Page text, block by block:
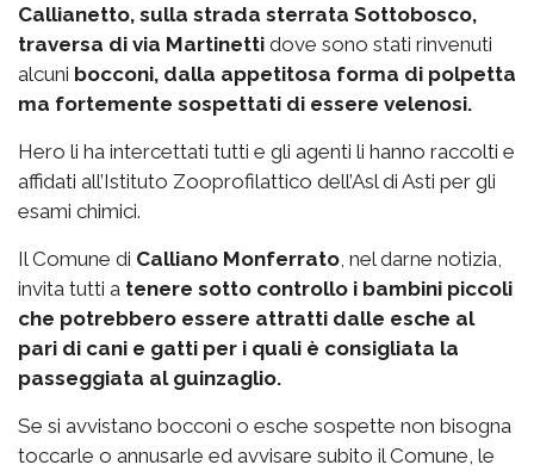
Callianetto, sulla strada sterrata Sottobosco,
traversa di via Martinetti dove sono stati rinvenuti
alcuni bocconi, dalla appetitosa forma di polpetta
ma fortemente sospettati di essere velenosi.
Hero li ha intercettati tutti e gli agenti li hanno raccolti e
affidati all’Istituto Zooprofilattico dell’Asl di Asti per gli
esami chimici.
Il Comune di Calliano Monferrato , nel darne notizia,
invita tutti a tenere sotto controllo i bambini piccoli
che potrebbero essere attratti dalle esche al
pari di cani e gatti per i quali è consigliata la
passeggiata al guinzaglio.
Se si avvistano bocconi o esche sospette non bisogna
toccarle o annusarle ed avvisare subito il Comune, le